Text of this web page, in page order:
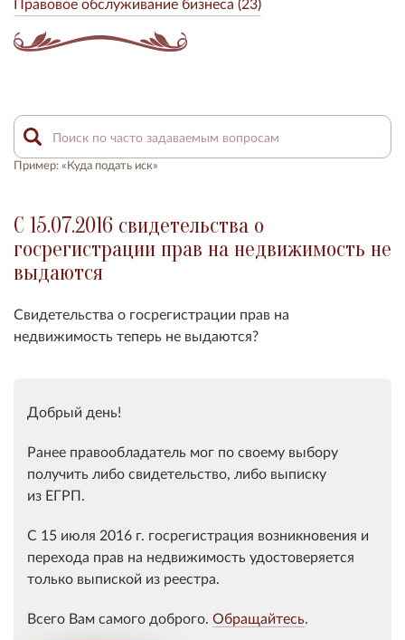
Пример: «Куда подать иск»
С 15.07.2016 свидетельства о
госрегистрации прав на недвижимость не
выдаются
Свидетельства о госрегистрации прав на
недвижимость теперь не выдаются?
Добрый день!
Ранее правообладатель мог по своему выбору
получить либо свидетельство, либо выписку
из ЕГРП.
С 15 июля 2016 г. госрегистрация возникновения и
перехода прав на недвижимость удостоверяется
только выпиской из реестра.
Всего Вам самого доброго. Обращайтесь.